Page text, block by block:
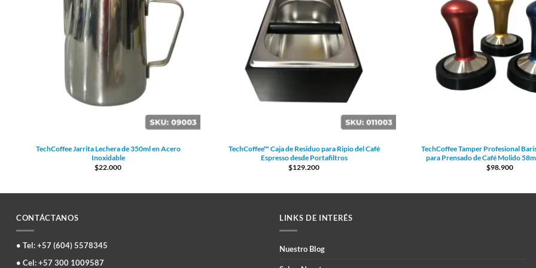
TechCoffee Jarrita Lechera de 350ml en Acero
Inoxidable
$22.000
TechCoffee™ Caja de Residuo para Ripio del Café
Espresso desde Portafiltros
$129.200
TechCoffee Tamper Profesional
para Prensado de Café Molido
$98.900
CONTÁCTANOS
• Tel: +57 (604) 5578345
• Cel: +57 300 1009587
LINKS DE INTERÉS
Nuestro Blog